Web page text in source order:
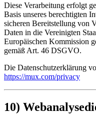
Diese Verarbeitung erfolgt
Basis unseres berechtigten
sicheren Bereitstellung von
Daten in die Vereinigten
Europäischen Kommission
gemäß Art. 46 DSGVO.
Die Datenschutzerklärung
https://mux.com/privacy
10)